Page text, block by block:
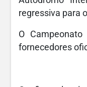
regressiva para
O
fornecedores